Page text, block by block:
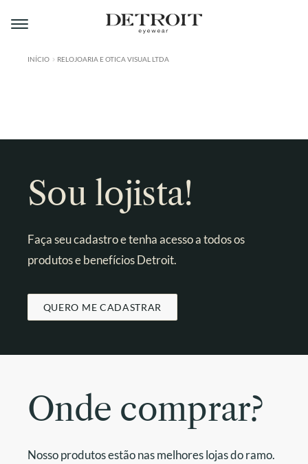
Pular
para
Pular
para
A MONTMARTRE
CONTATO
INÍCIO RELOJOARIA E OTICA VISUAL LTDA
Sou lojista!
Faça seu cadastro e tenha acesso a todos os
produtos e benefícios Detroit.
QUERO ME CADASTRAR
Onde comprar?
Nosso produtos estão nas melhores lojas do ramo.